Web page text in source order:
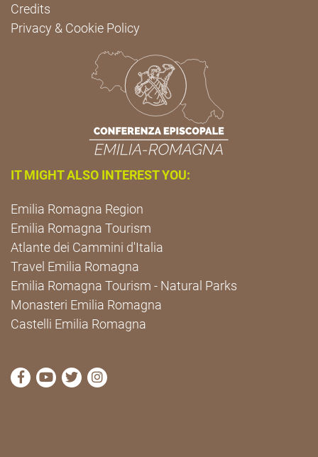
Credits
Privacy & Cookie Policy
IT MIGHT ALSO INTEREST YOU:
Emilia Romagna Region
Emilia Romagna Tourism
Atlante dei Cammini d'Italia
Travel Emilia Romagna
Emilia Romagna Tourism - Natural Parks
Monasteri Emilia Romagna
Castelli Emilia Romagna
visit Cammini Emilia-Romagna Facebook profile
visit Cammini Emilia-Romagna YouTube profile
visit Cammini Emilia-Romagna Twitter
visit Cammini Emilia-Romagna